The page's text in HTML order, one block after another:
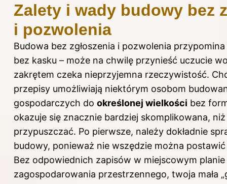
Zalety i wady budowy bez
i pozwolenia
Budowa bez zgłoszenia i pozwolenia
bez kasku – może na chwilę przynieść uczucie
zakrętem czeka nieprzyjemna rzeczywistość.
przepisy umożliwiają niektórym osobom
gospodarczych do określonej wielkości bez
okazuje się znacznie bardziej skomplikowana,
przypuszczać. Po pierwsze, należy dokładnie
budowy, ponieważ nie wszędzie można
Bez odpowiednich zapisów w miejscowym planie
zagospodarowania przestrzennego, twoja mała